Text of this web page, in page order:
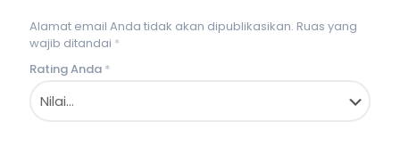
Alamat email Anda tidak akan dipublikasikan. Ruas yang
wajib ditandai *
Rating Anda *